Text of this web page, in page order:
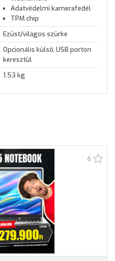
Adatvédelmi kamerafedél
TPM chip
Ezüst/világos szürke
Opcionális külső, USB porton
keresztül
1.53 kg
6